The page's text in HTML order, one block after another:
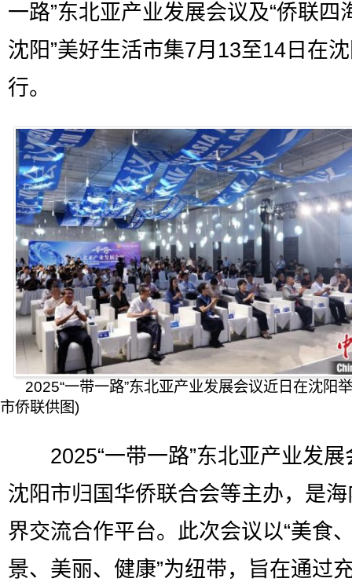
一路”东北亚产业发展会议及“侨联四
沈阳”美好生活市集7月13至14日在
行。
2025“一带一路”东北亚产业发展会议近日在沈阳
市侨联供图)
2025“一带一路”东北亚产业发展
沈阳市归国华侨联合会等主办，是
界交流合作平台。此次会议以“美食
景、美丽、健康”为纽带，旨在通过